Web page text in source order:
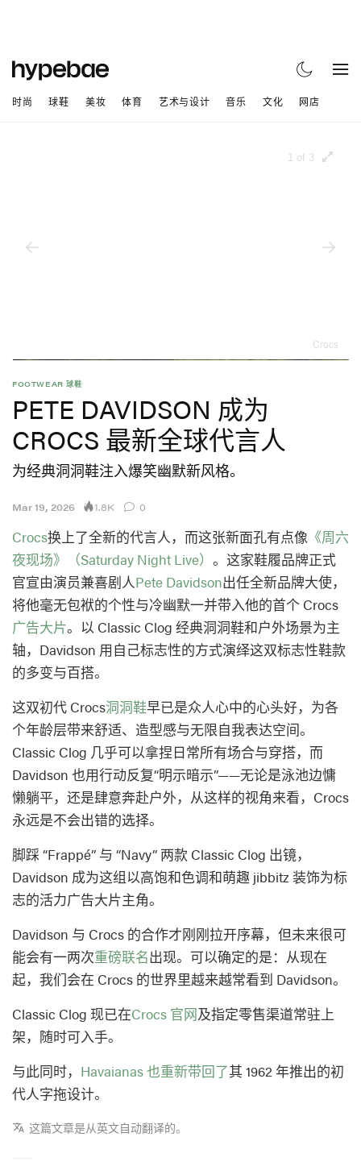
时尚 球鞋 美妆 体育 艺术与设计 音乐 文化 网店
1 of 3
Crocs
FOOTWEAR 球鞋
PETE DAVIDSON 成为
CROCS 最新全球代言人
为经典洞洞鞋注入爆笑幽默新风格。
Mar 19, 2026 1.8K 0
Crocs换上了全新的代言人，而这张新面孔有点像 《周六
夜现场》（Saturday Night Live） 。这家鞋履品牌正式
官宣由演员兼喜剧人Pete Davidson出任全新品牌大使，
将他毫无包袱的个性与冷幽默一并带入他的首个 Crocs
广告大片。以 Classic Clog 经典洞洞鞋和户外场景为主
轴，Davidson 用自己标志性的方式演绎这双标志性鞋款
的多变与百搭。
这双初代 Crocs洞洞鞋早已是众人心中的心头好，为各
个年龄层带来舒适、造型感与无限自我表达空间。
Classic Clog 几乎可以拿捏日常所有场合与穿搭，而
Davidson 也用行动反复“明示暗示”——无论是泳池边慵
懒躺平，还是肆意奔赴户外，从这样的视角来看，Crocs
永远是不会出错的选择。
脚踩 “Frappé” 与 “Navy” 两款 Classic Clog 出镜，
Davidson 成为这组以高饱和色调和萌趣 jibbitz 装饰为标
志的活力广告大片主角。
Davidson 与 Crocs 的合作才刚刚拉开序幕，但未来很可
能会有一两次重磅联名出现。可以确定的是：从现在
起，我们会在 Crocs 的世界里越来越常看到 Davidson。
Classic Clog 现已在Crocs 官网及指定零售渠道常驻上
架，随时可入手。
与此同时， Havaianas 也重新带回了其 1962 年推出的初
代人字拖设计。
这篇文章是从英文自动翻译的。